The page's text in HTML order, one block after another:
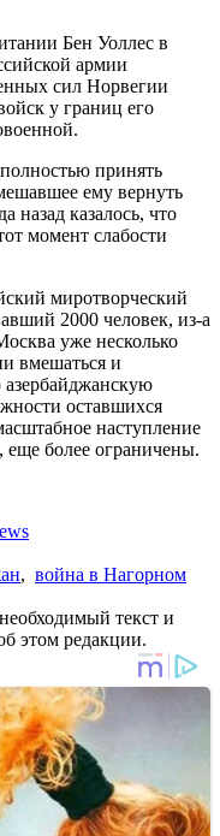
Бен Уоллес в
армии
сил Норвегии
у границ его
принять
ему вернуть
назад казалось, что
момент слабости
миротворческий
2000 человек, из-а
уже несколько
вмешаться и
азербайджанскую
оставшихся
наступление
еще более ограничены.
, война в Нагорном
текст и
этом редакции.